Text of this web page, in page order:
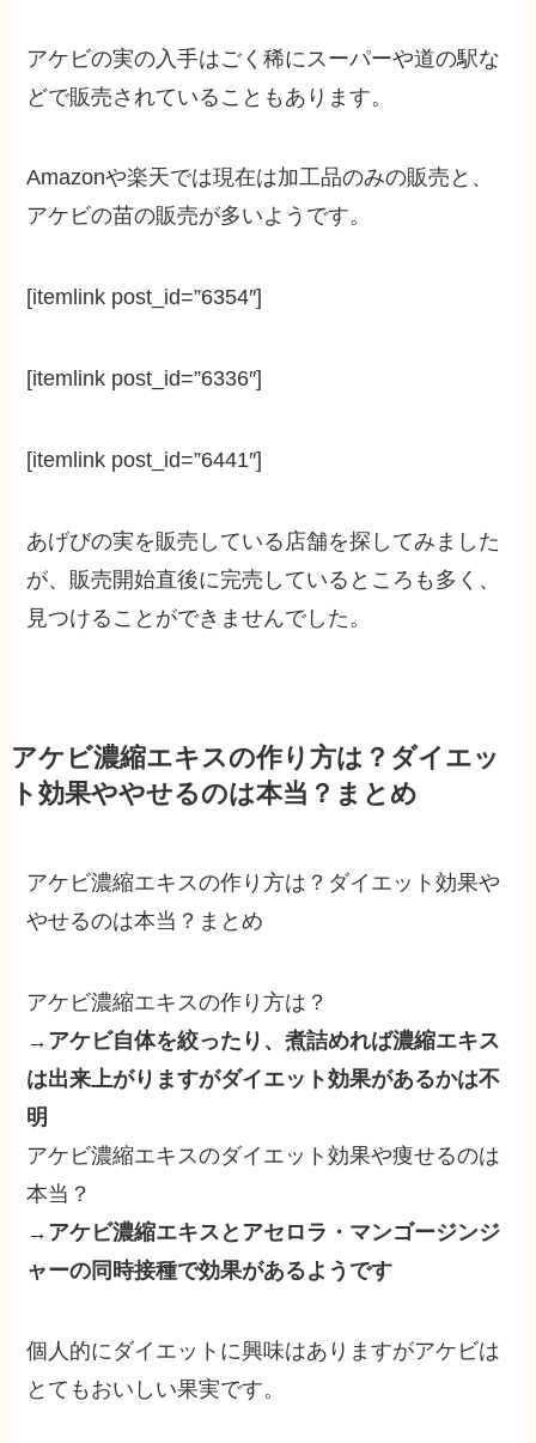
アケビの実の入手はごく稀にスーパーや道の駅な
どで販売されていることもあります。
Amazonや楽天では現在は加工品のみの販売と、
アケビの苗の販売が多いようです。
[itemlink post_id=”6354″]
[itemlink post_id=”6336″]
[itemlink post_id=”6441″]
あげびの実を販売している店舗を探してみました
が、販売開始直後に完売しているところも多く、
見つけることができませんでした。
アケビ濃縮エキスの作り方は？ダイエッ
ト効果ややせるのは本当？まとめ
アケビ濃縮エキスの作り方は？ダイエット効果や
やせるのは本当？まとめ
アケビ濃縮エキスの作り方は？
→ アケビ自体を絞ったり、煮詰めれば濃縮エキス
は出来上がりますがダイエット効果があるかは不
明
アケビ濃縮エキスのダイエット効果や痩せるのは
本当？
→ アケビ濃縮エキスとアセロラ・マンゴージンジ
ャーの同時接種で効果があるようです
個人的にダイエットに興味はありますがアケビは
とてもおいしい果実です。